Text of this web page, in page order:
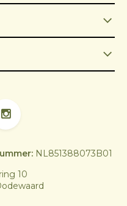
10
NL851388073B01